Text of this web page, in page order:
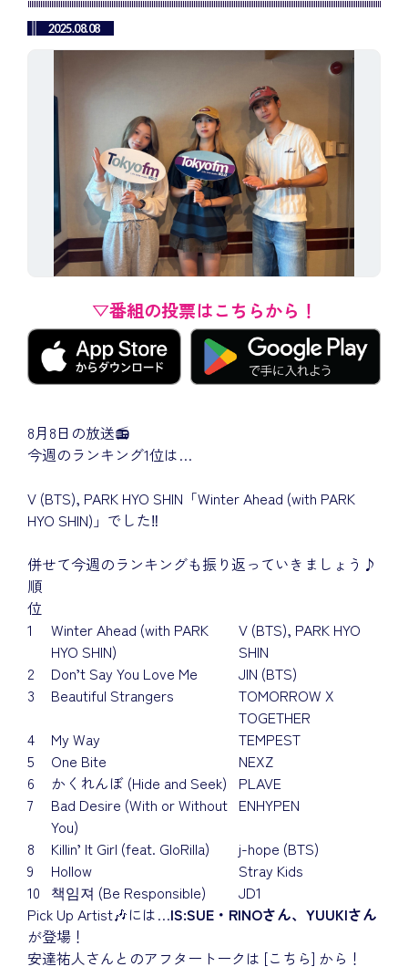
2025.08.08
▽番組の投票はこちらから！
8月8日の放送📻
今週のランキング1位は…
V (BTS), PARK HYO SHIN「Winter Ahead (with PARK
HYO SHIN)」でした‼
併せて今週のランキングも振り返っていきましょう♪
順
位
1
Winter Ahead (with PARK
HYO SHIN)
V (BTS), PARK HYO
SHIN
2
Don’t Say You Love Me
JIN (BTS)
3
Beautiful Strangers
TOMORROW X
TOGETHER
4
My Way
TEMPEST
5
One Bite
NEXZ
6
かくれんぼ (Hide and Seek)
PLAVE
7
Bad Desire (With or Without
You)
ENHYPEN
8
Killin’ It Girl (feat. GloRilla)
j-hope (BTS)
9
Hollow
Stray Kids
10 책임져 (Be Responsible)
JD1
Pick Up Artist🎶には…IS:SUE・RINOさん、YUUKIさん
が登場！
安達祐人さんとのアフタートークは [こちら] から！